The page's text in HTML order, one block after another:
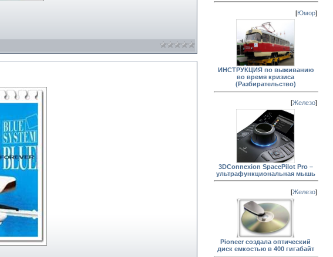
[Юмор]
ИНСТРУКЦИЯ по выживанию
во время кризиса
(Разбирательство)
[Железо]
3DConnexion SpacePilot Pro –
ультрафункциональная мышь
[Железо]
Pioneer создала оптический
диск емкостью в 400 гигабайт